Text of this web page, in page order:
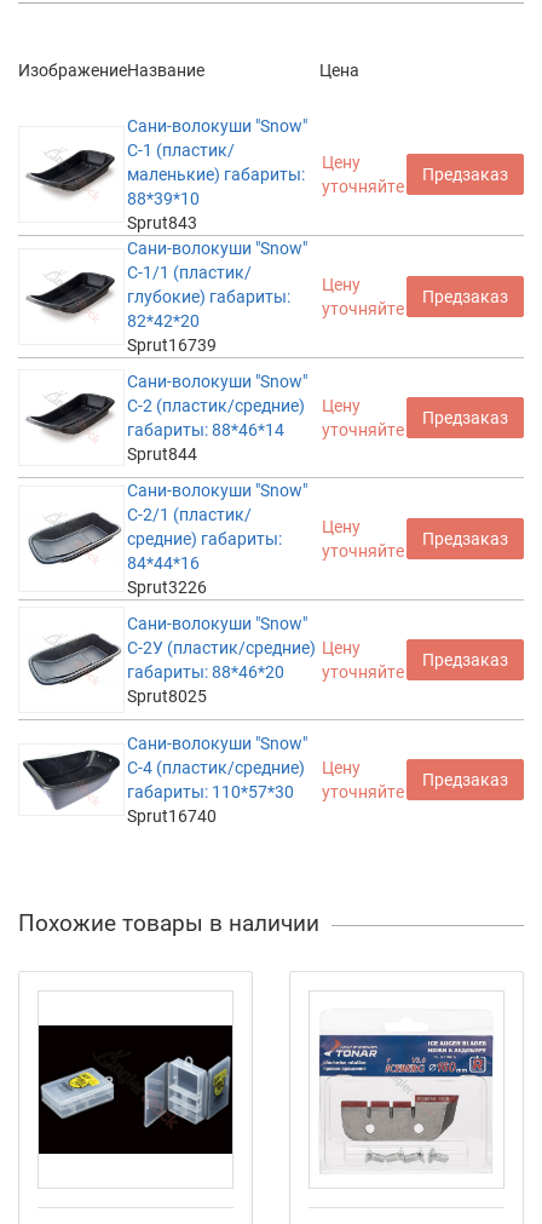
ИзображениеНазвание Цена
Сани-волокуши "Snow"
С-1 (пластик/
маленькие) габариты:
88*39*10
Sprut843
Цену
уточняйте
Предзаказ
Сани-волокуши "Snow"
С-1/1 (пластик/
глубокие) габариты:
82*42*20
Sprut16739
Цену
уточняйте
Предзаказ
Сани-волокуши "Snow"
С-2 (пластик/средние)
габариты: 88*46*14
Sprut844
Цену
уточняйте
Предзаказ
Сани-волокуши "Snow"
С-2/1 (пластик/
средние) габариты:
84*44*16
Sprut3226
Цену
уточняйте
Предзаказ
Сани-волокуши "Snow"
С-2У (пластик/средние)
габариты: 88*46*20
Sprut8025
Цену
уточняйте
Предзаказ
Сани-волокуши "Snow"
С-4 (пластик/средние)
габариты: 110*57*30
Sprut16740
Цену
уточняйте
Предзаказ
Похожие товары в наличии